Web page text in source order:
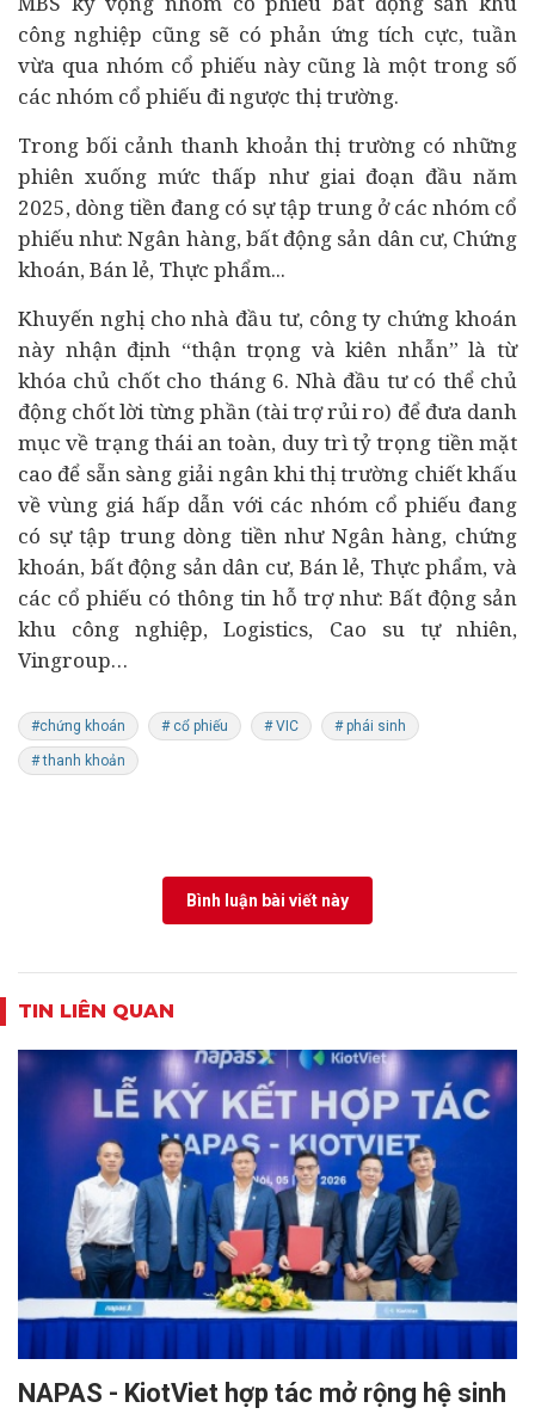
công nghiệp cũng sẽ có phản ứng tích cực, tuần
vừa qua nhóm cổ phiếu này cũng là một trong số
các nhóm cổ phiếu đi ngược thị trường.
Trong bối cảnh thanh khoản thị trường có những
phiên xuống mức thấp như giai đoạn đầu năm
2025, dòng tiền đang có sự tập trung ở các nhóm cổ
phiếu như: Ngân hàng, bất động sản dân cư, Chứng
khoán, Bán lẻ, Thực phẩm...
Khuyến nghị cho nhà đầu tư, công ty chứng khoán
này nhận định “thận trọng và kiên nhẫn” là từ
khóa chủ chốt cho tháng 6. Nhà đầu tư có thể chủ
động chốt lời từng phần (tài trợ rủi ro) để đưa danh
mục về trạng thái an toàn, duy trì tỷ trọng tiền mặt
cao để sẵn sàng giải ngân khi thị trường chiết khấu
về vùng giá hấp dẫn với các nhóm cổ phiếu đang
có sự tập trung dòng tiền như Ngân hàng, chứng
khoán, bất động sản dân cư, Bán lẻ, Thực phẩm, và
các cổ phiếu có thông tin hỗ trợ như: Bất động sản
khu công nghiệp, Logistics, Cao su tự nhiên,
Vingroup…
#chứng khoán # cổ phiếu # VIC # phái sinh
# thanh khoản
Bình luận bài viết này
TIN LIÊN QUAN
NAPAS - KiotViet hợp tác mở rộng hệ sinh